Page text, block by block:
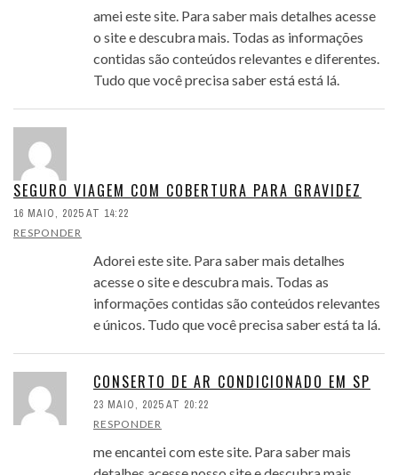
amei este site. Para saber mais detalhes acesse
o site e descubra mais. Todas as informações
contidas são conteúdos relevantes e diferentes.
Tudo que você precisa saber está está lá.
SEGURO VIAGEM COM COBERTURA PARA GRAVIDEZ
16 MAIO, 2025 AT 14:22
RESPONDER
Adorei este site. Para saber mais detalhes
acesse o site e descubra mais. Todas as
informações contidas são conteúdos relevantes
e únicos. Tudo que você precisa saber está ta lá.
CONSERTO DE AR CONDICIONADO EM SP
23 MAIO, 2025 AT 20:22
RESPONDER
me encantei com este site. Para saber mais